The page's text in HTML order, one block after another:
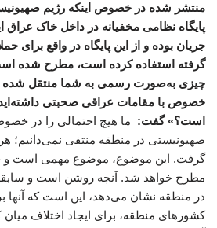
منتشر شده در خصوص اینکه رژیم
پایگاه نظامی مخفیانه در داخل خاک عراق
جریان بوده و از این پایگاه در واقع برای
گرفته استفاده کرده است، مطرح شده
چیزی به‌صورت رسمی به شما منتقل شده
خصوص با مقامات عراقی صحبتی
است؟» گفت: ما هیچ احتمالی را در
صهیونیستی در منطقه منتفی نمی‌دانیم؛
گرفت. این موضوع، موضوع مهمی است و
مطرح خواهد شد. آنچه روشن است و
در منطقه نشان می‌دهد، این است که آنها
کشورهای منطقه، برای ایجاد اختلاف